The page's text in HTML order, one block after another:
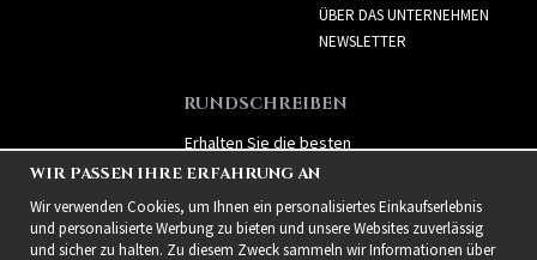
ÜBER DAS UNTERNEHMEN
NEWSLETTER
RUNDSCHREIBEN
Erhalten Sie die besten
Angebote und spannende
neue Produkte!
WIR PASSEN IHRE ERFAHRUNG AN
Wir verwenden Cookies, um Ihnen ein personalisiertes Einkaufserlebnis
und personalisierte Werbung zu bieten und unsere Websites zuverlässig
und sicher zu halten. Zu diesem Zweck sammeln wir Informationen über